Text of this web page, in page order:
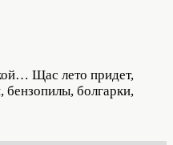
Щас лето придет,
бензопилы, болгарки,